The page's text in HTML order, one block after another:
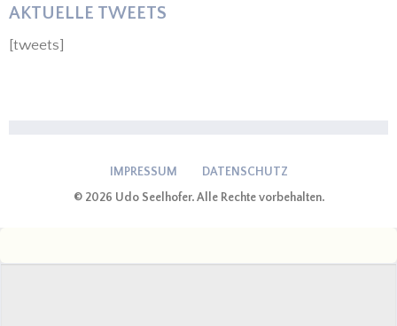
AKTUELLE TWEETS
[tweets]
IMPRESSUM
DATENSCHUTZ
© 2026 Udo Seelhofer. Alle Rechte vorbehalten.